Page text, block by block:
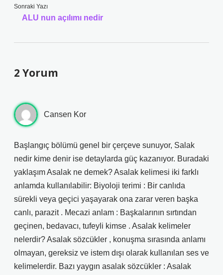
Sonraki Yazı
ALU nun açılımı nedir
2 Yorum
Cansen Kor
Başlangıç bölümü genel bir çerçeve sunuyor, Salak
nedir kime denir ise detaylarda güç kazanıyor. Buradaki
yaklaşım Asalak ne demek? Asalak kelimesi iki farklı
anlamda kullanılabilir: Biyoloji terimi : Bir canlıda
sürekli veya geçici yaşayarak ona zarar veren başka
canlı, parazit . Mecazi anlam : Başkalarının sırtından
geçinen, bedavacı, tufeyli kimse . Asalak kelimeler
nelerdir? Asalak sözcükler , konuşma sırasında anlamı
olmayan, gereksiz ve istem dışı olarak kullanılan ses ve
kelimelerdir. Bazı yaygın asalak sözcükler : Asalak